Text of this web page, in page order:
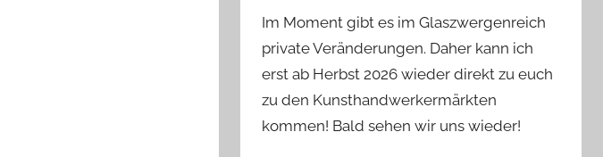
Im Moment gibt es im Glaszwergenreich
private Veränderungen. Daher kann ich
erst ab Herbst 2026 wieder direkt zu euch
zu den Kunsthandwerkermärkten
kommen! Bald sehen wir uns wieder!